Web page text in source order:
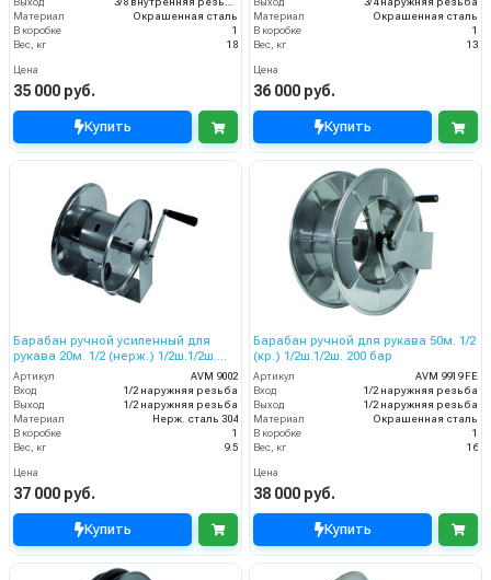
Выход
3/8 внутренняя резьба
Материал
Окрашенная сталь
В коробке
1
Вес, кг
18
Цена
35 000 руб.
Купить
Выход
3/4 наружняя резьба
Материал
Окрашенная сталь
В коробке
1
Вес, кг
13
Цена
36 000 руб.
Купить
Барабан ручной усиленный для
рукава 20м. 1/2 (нерж.) 1/2ш.1/2ш.
200 бар
Артикул
AVM 9002
Вход
1/2 наружняя резьба
Выход
1/2 наружняя резьба
Материал
Нерж. сталь 304
В коробке
1
Вес, кг
9.5
Цена
37 000 руб.
Купить
Барабан ручной для рукава 50м. 1/2
(кр.) 1/2ш.1/2ш. 200 бар
Артикул
AVM 9919 FE
Вход
1/2 наружняя резьба
Выход
1/2 наружняя резьба
Материал
Окрашенная сталь
В коробке
1
Вес, кг
16
Цена
38 000 руб.
Купить